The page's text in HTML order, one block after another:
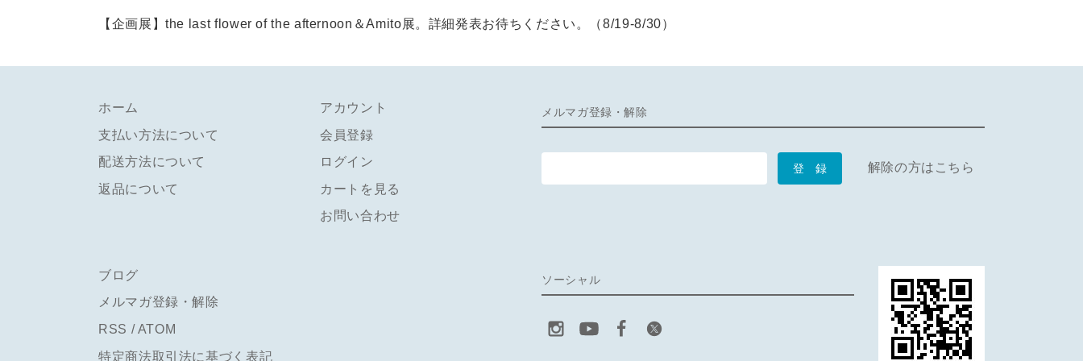
【企画展】the last flower of the afternoon＆Amito展。詳細発表お待ちください。（8/19-8/30）
メルマガ登録・解除
解除の方はこちら
ホーム
支払い方法について
配送方法について
返品について
アカウント
会員登録
ログイン
カートを見る
お問い合わせ
ソーシャル
ブログ
メルマガ登録・解除
RSS /ATOM
特定商法取引法に基づく表記